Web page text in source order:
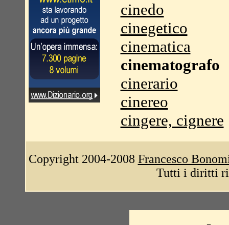
cinedo
cinegetico
cinematica
cinematografo
cinerario
cinereo
cingere, cignere
Copyright 2004-2008 Francesco
Tutti i diritti